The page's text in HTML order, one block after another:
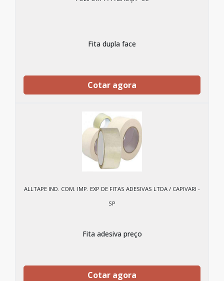
Fita dupla face
Cotar agora
ALLTAPE IND. COM. IMP. EXP DE FITAS ADESIVAS LTDA / CAPIVARI -
SP
Fita adesiva preço
Cotar agora